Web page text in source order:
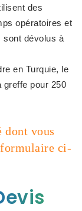
des
opératoires et
sont dévolus à
en Turquie, le
greffe pour 250
vous
ci-